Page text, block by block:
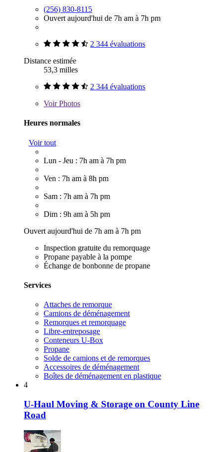
(256) 830-8115
Ouvert aujourd'hui de 7h am à 7h pm
2 344 évaluations
Distance estimée
53,3 milles
2 344 évaluations
VoirPhotos
Heures normales
Voir tout
Lun - Jeu : 7h am à 7h pm
Ven : 7h am à 8h pm
Sam : 7h am à 7h pm
Dim : 9h am à 5h pm
Ouvert aujourd'hui de 7h am à 7h pm
Inspection gratuite du remorquage
Propane payable à la pompe
Échange de bonbonne de propane
Services
Attaches de remorque
Camions de déménagement
Remorques et remorquage
Libre-entreposage
Conteneurs U-Box
Propane
Solde de camions et de remorques
Accessoires de déménagement
Boîtes de déménagement en plastique
4
U-Haul Moving & Storage on County Line
Road